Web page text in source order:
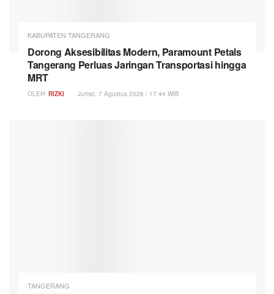
KABUPATEN TANGERANG
Dorong Aksesibilitas Modern, Paramount Petals
Tangerang Perluas Jaringan Transportasi hingga
MRT
OLEH: RIZKI Jumat, 7 Agustus 2026 / 17:44 WIB
TANGERANG